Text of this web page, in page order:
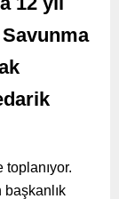
toplanıyor.
başkanlık